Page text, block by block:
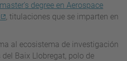
master's degree en Aerospace
, titulaciones que se imparten en
al ecosistema de investigación
Baix Llobregat, polo de